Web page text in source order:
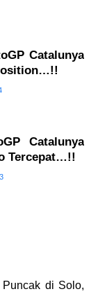
Catalunya
Catalunya
Tercepat…!!
di Solo,